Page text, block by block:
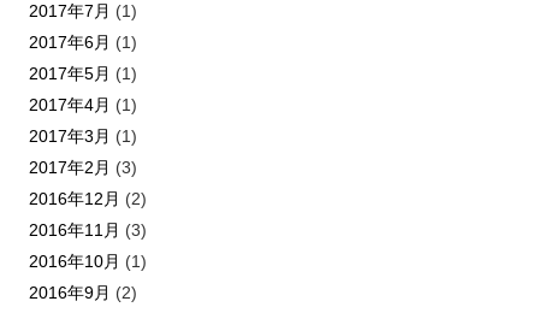
2017年7月 (1)
2017年6月 (1)
2017年5月 (1)
2017年4月 (1)
2017年3月 (1)
2017年2月 (3)
2016年12月 (2)
2016年11月 (3)
2016年10月 (1)
2016年9月 (2)